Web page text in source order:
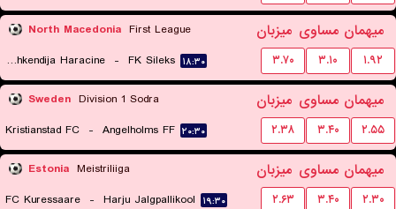
North Macedonia First League میزبان مساوی میهمان
KF Shkendija Haracine - FK Sileks ۱۸:۳۰ ۳.۷۰ ۳.۱۰ ۱.۹۲
Sweden Division 1 Sodra میزبان مساوی میهمان
Kristianstad FC - Angelholms FF ۲۰:۳۰ ۲.۳۸ ۳.۴۰ ۲.۵۵
Estonia Meistriliiga میزبان مساوی میهمان
FC Kuressaare - Harju Jalgpallikool ۱۹:۳۰ ۲.۶۳ ۳.۴۰ ۲.۳۰